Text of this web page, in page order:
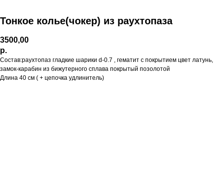
Тонкое колье(чокер) из раухтопаза
3500,00
р.
Состав:раухтопаз гладкие шарики d-0.7 , гематит с покрытием цвет латунь,
замок-карабин из бижутерного сплава покрытый позолотой
Длина 40 см ( + цепочка удлинитель)